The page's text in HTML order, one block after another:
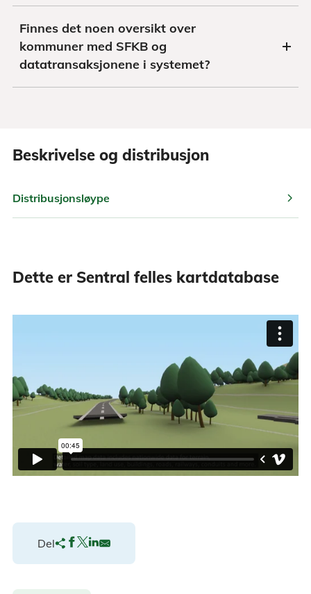
Finnes det noen oversikt over
kommuner med SFKB og
datatransaksjonene i systemet?
Beskrivelse og distribusjon
Distribusjonsløype chevron_right
Dette er Sentral felles kartdatabase
Del